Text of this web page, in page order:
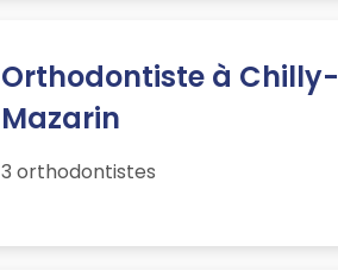
Orthodontiste à Chilly-
Mazarin
3 orthodontistes